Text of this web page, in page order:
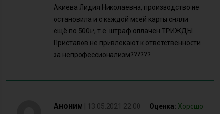
Акиева Лидия Николаевна, производство не
остановила и с каждой моей карты сняли
ещё по 500₽, т.е. штраф оплачен ТРИЖДЫ.
Приставов не привлекают к ответственности
за непрофессионализм??????
Аноним | 13.05.2021 22:00 Оценка: Хорошо